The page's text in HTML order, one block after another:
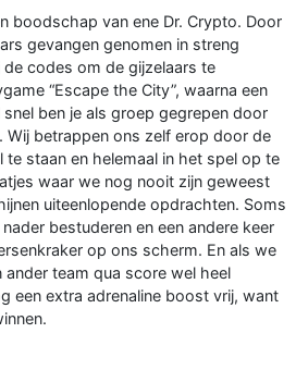
boodschap van ene Dr. Crypto. Door
gevangen genomen in streng
de codes om de gijzelaars te
“Escape the City”, waarna een
ben je als groep gegrepen door
Wij betrappen ons zelf erop door de
te staan en helemaal in het spel op te
waar we nog nooit zijn geweest
uiteenlopende opdrachten. Soms
bestuderen en een andere keer
op ons scherm. En als we
team qua score wel heel
een extra adrenaline boost vrij, want